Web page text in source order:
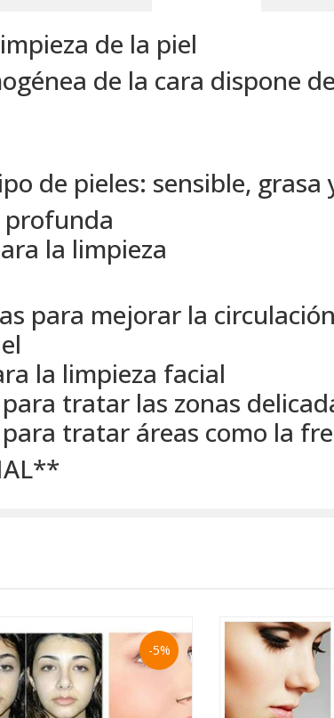
de la piel
de la cara dispone
de pieles: sensible, grasa
profunda
la limpieza
para mejorar la
la limpieza facial
tratar las zonas
tratar áreas como la
-5%